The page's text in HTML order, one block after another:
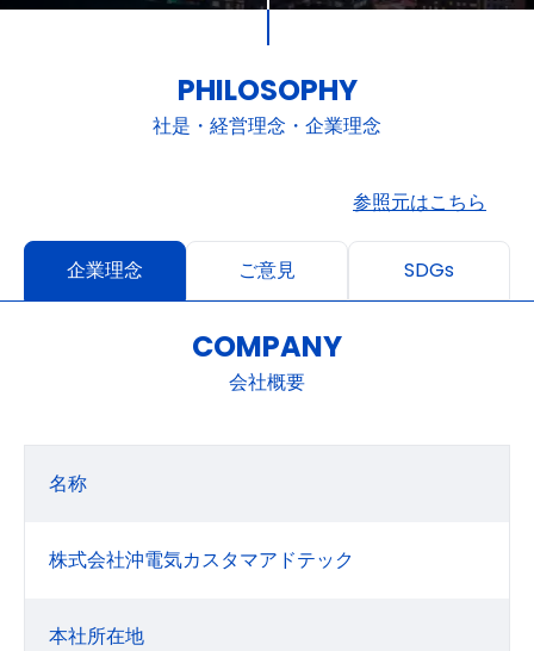
PHILOSOPHY
社是・経営理念・企業理念
参照元はこちら
企業理念 ご意見 SDGs
COMPANY
会社概要
名称
株式会社沖電気カスタマアドテック
本社所在地